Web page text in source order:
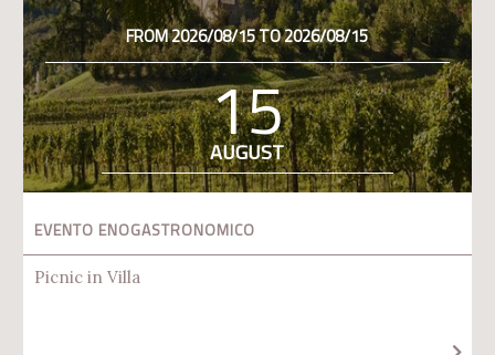
FROM 2026/08/15 TO 2026/08/15
15
AUGUST
EVENTO ENOGASTRONOMICO
Picnic in Villa